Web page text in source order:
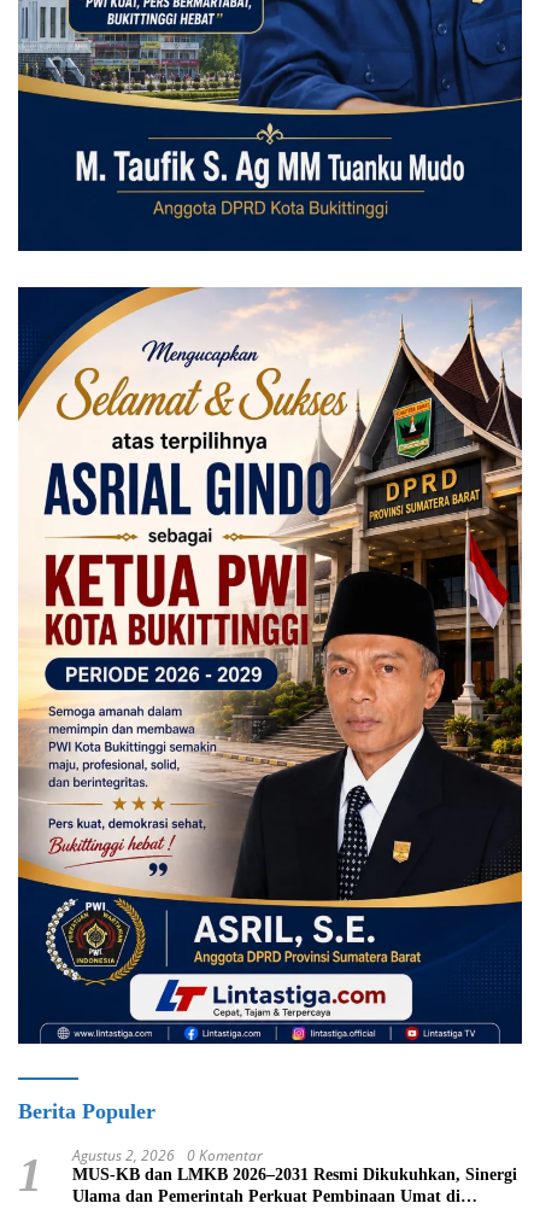
Berita Populer
1 Agustus 2, 2026 0 Komentar
MUS-KB dan LMKB 2026–2031 Resmi Dikukuhkan, Sinergi
Ulama dan Pemerintah Perkuat Pembinaan Umat di